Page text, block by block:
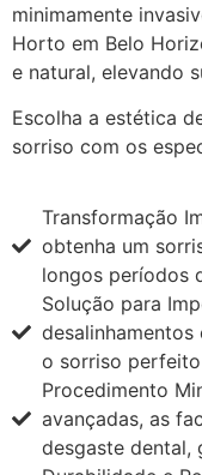
minimamente
Horto em Belo
e natural, elevando
Escolha a estética
sorriso com os
Transformação
obtenha um
longos períodos
Solução para
o sorriso
Procedimento
avançadas, as
desgaste dental,